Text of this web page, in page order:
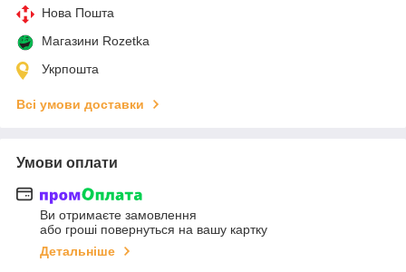
Нова Пошта
Магазини Rozetka
Укрпошта
Всі умови доставки
Умови оплати
Ви отримаєте замовлення
або гроші повернуться на вашу картку
Детальніше